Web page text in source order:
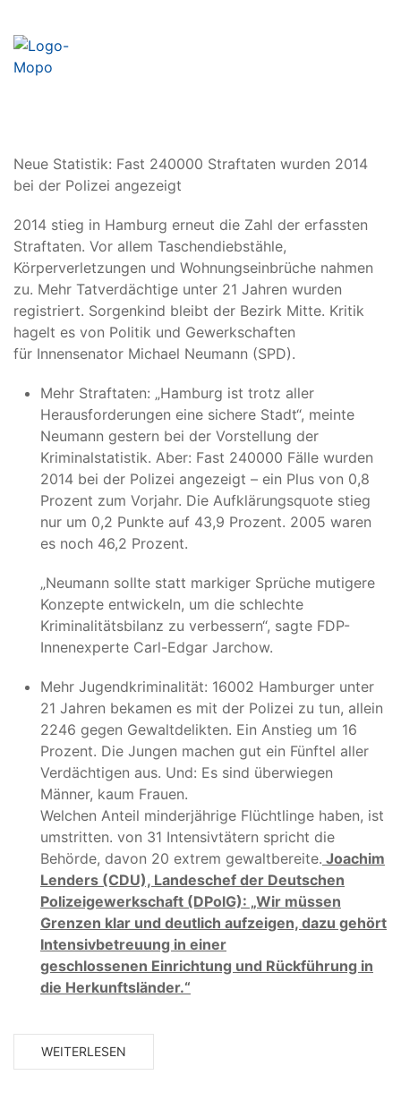
Neue Statistik: Fast 240000 Straftaten wurden 2014
bei der Polizei angezeigt
2014 stieg in Hamburg erneut die Zahl der erfassten
Straftaten. Vor allem Taschendiebstähle,
Körperverletzungen und Wohnungseinbrüche nahmen
zu. Mehr Tatverdächtige unter 21 Jahren wurden
registriert. Sorgenkind bleibt der Bezirk Mitte. Kritik
hagelt es von Politik und Gewerkschaften
für Innensenator Michael Neumann (SPD).
Mehr Straftaten: „Hamburg ist trotz aller
Herausforderungen eine sichere Stadt“, meinte
Neumann gestern bei der Vorstellung der
Kriminalstatistik. Aber: Fast 240000 Fälle wurden
2014 bei der Polizei angezeigt – ein Plus von 0,8
Prozent zum Vorjahr. Die Aufklärungsquote stieg
nur um 0,2 Punkte auf 43,9 Prozent. 2005 waren
es noch 46,2 Prozent.
„Neumann sollte statt markiger Sprüche mutigere
Konzepte entwickeln, um die schlechte
Kriminalitätsbilanz zu verbessern“, sagte FDP-
Innenexperte Carl-Edgar Jarchow.
Mehr Jugendkriminalität: 16002 Hamburger unter
21 Jahren bekamen es mit der Polizei zu tun, allein
2246 gegen Gewaltdelikten. Ein Anstieg um 16
Prozent. Die Jungen machen gut ein Fünftel aller
Verdächtigen aus. Und: Es sind überwiegen
Männer, kaum Frauen.
Welchen Anteil minderjährige Flüchtlinge haben, ist
umstritten. von 31 Intensivtätern spricht die
Behörde, davon 20 extrem gewaltbereite. Joachim
Lenders (CDU), Landeschef der Deutschen
Polizeigewerkschaft (DPolG): „Wir müssen
Grenzen klar und deutlich aufzeigen, dazu gehört
Intensivbetreuung in einer
geschlossenen Einrichtung und Rückführung in
die Herkunftsländer.“
WEITERLESEN